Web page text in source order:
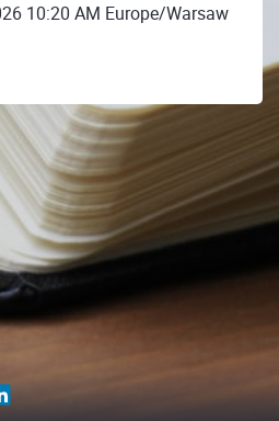
10:20 AM Europe/Warsaw